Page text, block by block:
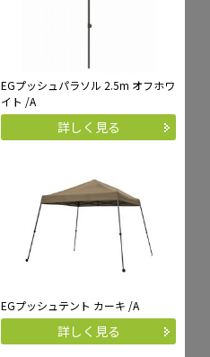
EGプッシュパラソル 2.5m オフホワ
イト /A
詳しく見る
EGプッシュテント カーキ /A
詳しく見る